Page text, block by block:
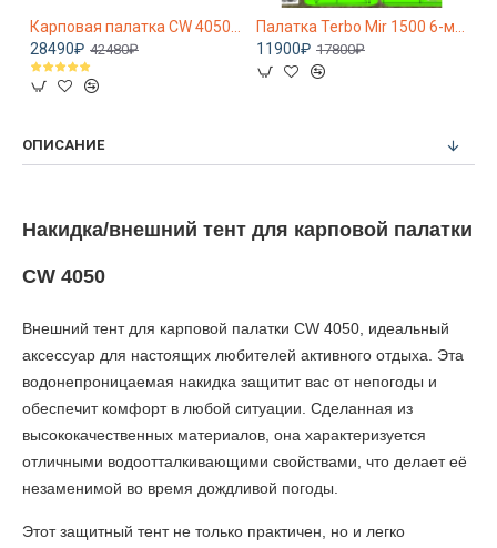
28490₽ 42480₽
11900₽ 17800₽
ОПИСАНИЕ
Накидка/внешний тент для карповой палатки
CW 4050
Внешний тент для карповой палатки CW 4050, идеальный
аксессуар для настоящих любителей активного отдыха. Эта
водонепроницаемая накидка защитит вас от непогоды и
обеспечит комфорт в любой ситуации. Сделанная из
высококачественных материалов, она характеризуется
отличными водоотталкивающими свойствами, что делает её
незаменимой во время дождливой погоды.
Этот защитный тент не только практичен, но и легко